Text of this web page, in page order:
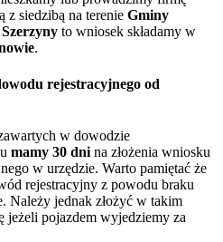
z siedzibą na terenie Gminy
Szerzyny to wniosek składamy w
.
rejestracyjnego od
w dowodzie
mamy 30 dni na złożenia wniosku
w urzędzie. Warto pamiętać że
rejestracyjny z powodu braku
Należy jednak złożyć w takim
pojazdem wyjedziemy za